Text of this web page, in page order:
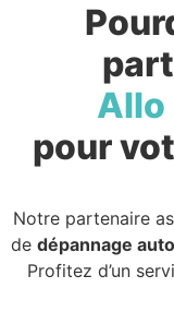
Allo
pour
Notre partenaire
de dépannage auto
Profitez d’un